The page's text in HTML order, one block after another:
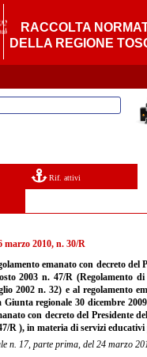
RACCOLTA
DELLA REGIONE
Rif. attivi
marzo 2010, n. 30/R
emanato con decreto del
2003 n. 47/R (Regolamento di
2002 n. 32) e al regolamento
Giunta regionale 30 dicembre
con decreto del Presidente
R ), in materia di servizi
n. 17, parte prima, del 24 marzo